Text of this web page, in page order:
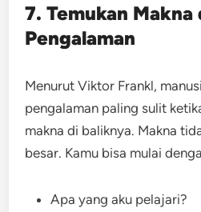
7. Temukan Makna
Pengalaman
Menurut Viktor Frankl,
pengalaman paling sulit
makna di baliknya. Makna
besar. Kamu bisa mulai
Apa yang aku pelajari?